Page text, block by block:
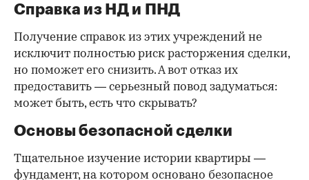
Справка из НД и ПНД
Получение справок из этих учреждений не
исключит полностью риск расторжения сделки,
но поможет его снизить. А вот отказ их
предоставить — серьезный повод задуматься:
может быть, есть что скрывать?
Основы безопасной сделки
Тщательное изучение истории квартиры —
фундамент, на котором основано безопасное